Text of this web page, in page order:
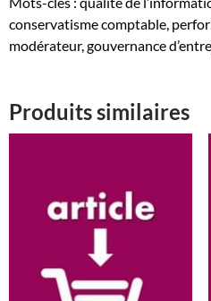
conservatisme comptable,
modérateur, gouvernance
Produits similaires